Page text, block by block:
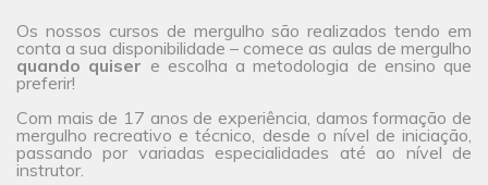
Os nossos cursos de mergulho são realizados tendo em
conta a sua disponibilidade – comece as aulas de mergulho
quando quiser e escolha a metodologia de ensino que
preferir!
Com mais de 17 anos de experiência, damos formação de
mergulho recreativo e técnico, desde o nível de iniciação,
passando por variadas especialidades até ao nível de
instrutor.